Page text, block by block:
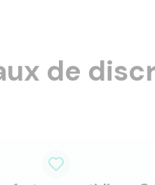
de
au quotidien